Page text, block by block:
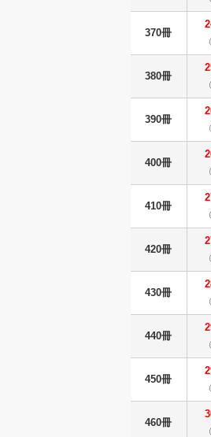
370冊
380冊
390冊
400冊
410冊
420冊
430冊
440冊
450冊
460冊